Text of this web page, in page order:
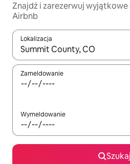
Znajdź i zarezerwuj wyjątkowe
Airbnb
Lokalizacja
Gdy wyniki będą dostępne,
Zameldowanie
Wymeldowanie
Szukaj